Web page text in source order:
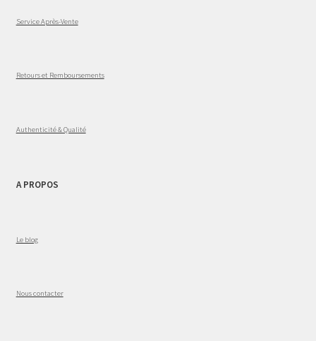
Service Après-Vente
Retours et Remboursements
Authenticité & Qualité
A PROPOS
Le blog
Nous contacter